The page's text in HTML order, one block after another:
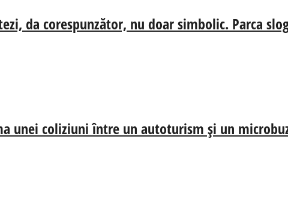
da corespunzător, nu doar simbolic. Parca
unei coliziuni între un autoturism și un